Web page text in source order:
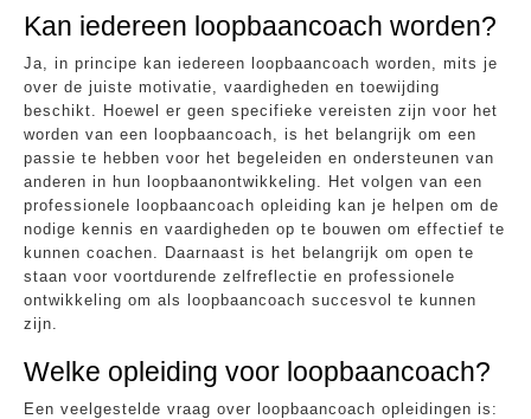
Kan iedereen loopbaancoach worden?
Ja, in principe kan iedereen loopbaancoach worden, mits je
over de juiste motivatie, vaardigheden en toewijding
beschikt. Hoewel er geen specifieke vereisten zijn voor het
worden van een loopbaancoach, is het belangrijk om een
passie te hebben voor het begeleiden en ondersteunen van
anderen in hun loopbaanontwikkeling. Het volgen van een
professionele loopbaancoach opleiding kan je helpen om de
nodige kennis en vaardigheden op te bouwen om effectief te
kunnen coachen. Daarnaast is het belangrijk om open te
staan voor voortdurende zelfreflectie en professionele
ontwikkeling om als loopbaancoach succesvol te kunnen
zijn.
Welke opleiding voor loopbaancoach?
Een veelgestelde vraag over loopbaancoach opleidingen is: